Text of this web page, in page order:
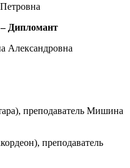
– Дипломант
Александровна
преподаватель Мишина
преподаватель